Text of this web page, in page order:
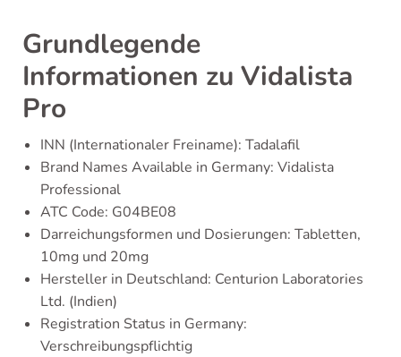
Grundlegende
Informationen zu Vidalista
Pro
INN (Internationaler Freiname): Tadalafil
Brand Names Available in Germany: Vidalista
Professional
ATC Code: G04BE08
Darreichungsformen und Dosierungen: Tabletten,
10mg und 20mg
Hersteller in Deutschland: Centurion Laboratories
Ltd. (Indien)
Registration Status in Germany:
Verschreibungspflichtig